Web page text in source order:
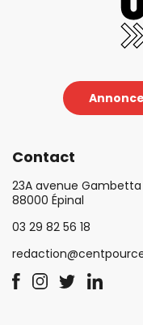
Contact
23A avenue Gambetta
88000 Épinal
03 29 82 56 18